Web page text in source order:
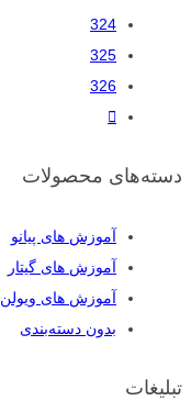
324
325
326
دسته‌های محصولات
آموزش های پیانو
آموزش های گیتار
آموزش های ویولن
بدون دسته‌بندی
تبلیغات